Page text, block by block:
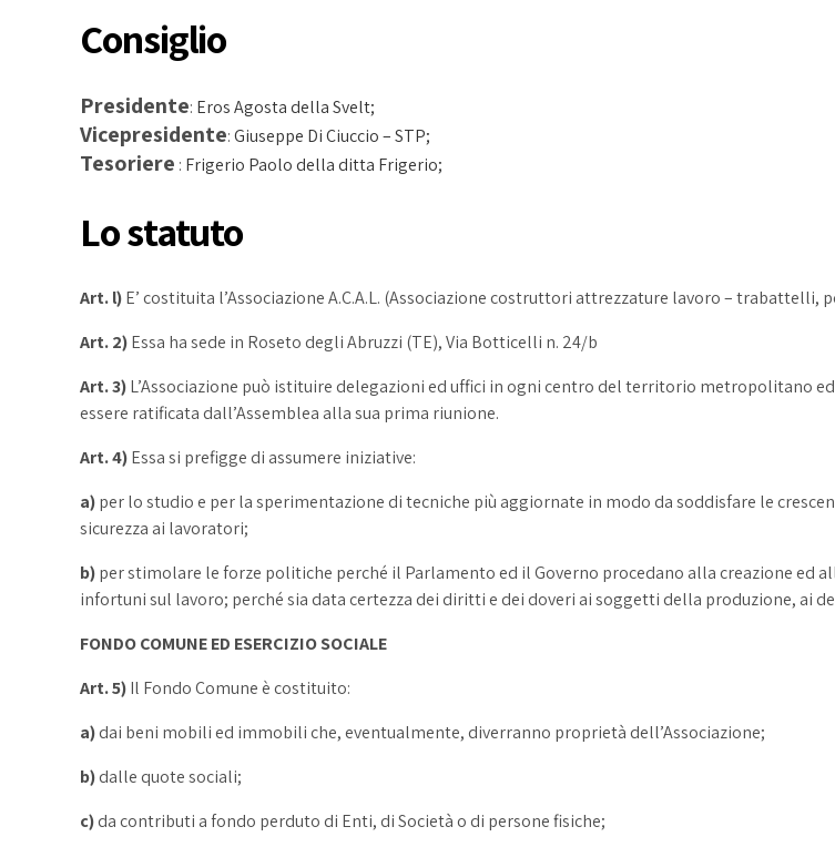
Consiglio
Presidente: Eros Agosta della Svelt;
Vicepresidente:Giuseppe Di Ciuccio – STP;
Tesoriere : Frigerio Paolo della ditta Frigerio;
Lo statuto
Art. l)E’ costituita l’Associazione A.C.A.L. (Associazione costruttori attrezzature lavoro – trabattelli,
Art. 2)Essa ha sede in Roseto degli Abruzzi (TE), Via Botticelli n. 24/b
Art. 3)L’Associazione può istituire delegazioni ed uffici in ogni centro del territorio metropolitano
essere ratificata dall’Assemblea alla sua prima riunione.
Art. 4)Essa si prefigge di assumere iniziative:
a)per lo studio e per la sperimentazione di tecniche più aggiornate in modo da soddisfare le
sicurezza ai lavoratori;
b)per stimolare le forze politiche perché il Parlamento ed il Governo procedano alla creazione ed
infortuni sul lavoro; perché sia data certezza dei diritti e dei doveri ai soggetti della produzione, ai
FONDO COMUNE ED ESERCIZIO SOCIALE
Art. 5)Il Fondo Comune è costituito:
a)dai beni mobili ed immobili che, eventualmente, diverranno proprietà dell’Associazione;
b)dalle quote sociali;
c)da contributi a fondo perduto di Enti, di Società o di persone fisiche;